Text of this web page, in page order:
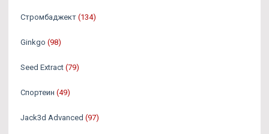
Стромбаджект (134)
Ginkgo (98)
Seed Extract (79)
Спортеин (49)
Jack3d Advanced (97)